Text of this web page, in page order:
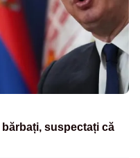
suspectați că